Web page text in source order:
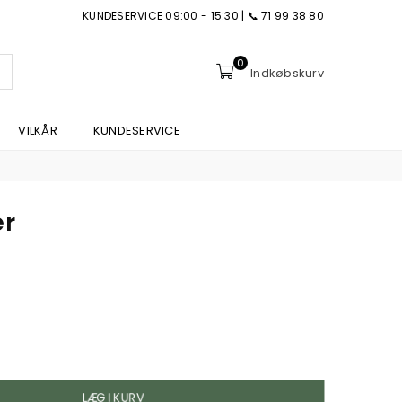
KUNDESERVICE 09:00 - 15:30 | 📞 71 99 38 80
0
Indkøbskurv
VILKÅR KUNDESERVICE
LÆG I KURV